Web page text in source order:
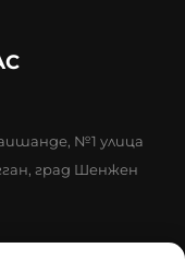
№1 улица
град Шенжен